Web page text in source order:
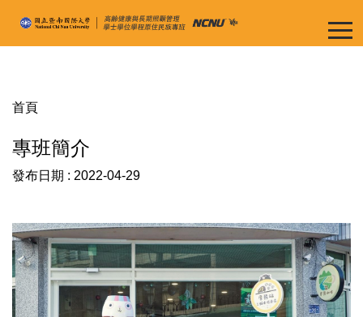
容
首頁
專班簡介
發布日期 : 2022-04-29